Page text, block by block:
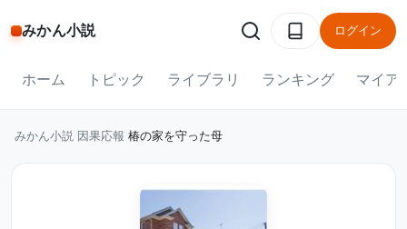
みかん小説 ログイン
ホーム トピック ライブラリ ランキング マイア
みかん小説 因果応報 椿の家を守った母